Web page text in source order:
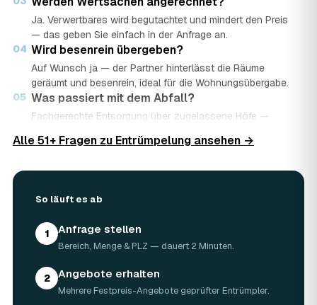
Ja. Verwertbares wird begutachtet und mindert den Preis
— das geben Sie einfach in der Anfrage an.
04 Wird besenrein übergeben?
Auf Wunsch ja — der Partner hinterlässt die Räume
geräumt und besenrein, ideal für die Wohnungsübergabe.
05 Was passiert mit dem Abfall?
Fachgerechte Entsorgung über zugelassene Höfe —
Nachweis.
Angebote und entscheiden in Ruhe.
Alle 51+ Fragen zu Entrümpelung ansehen →
So läuft es ab
1 Anfrage stellen
Bereich, Menge & PLZ — dauert 2 Minuten.
2 Angebote erhalten
Mehrere Festpreis-Angebote geprüfter Entrümpler.